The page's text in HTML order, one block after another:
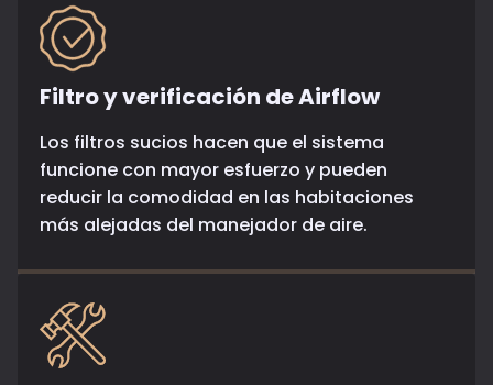
Filtro y verificación de Airflow
Los filtros sucios hacen que el sistema
funcione con mayor esfuerzo y pueden
reducir la comodidad en las habitaciones
más alejadas del manejador de aire.